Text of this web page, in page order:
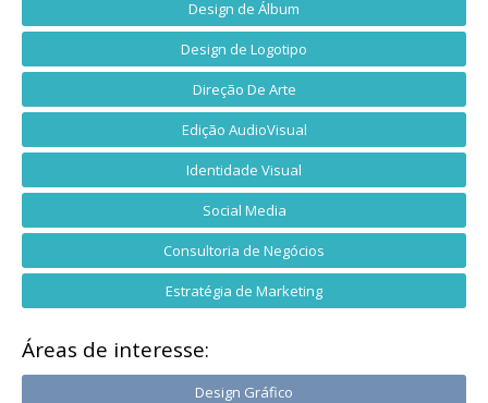
Design de Álbum
Design de Logotipo
Direção De Arte
Edição AudioVisual
Identidade Visual
Social Media
Consultoria de Negócios
Estratégia de Marketing
Áreas de interesse:
Design Gráfico